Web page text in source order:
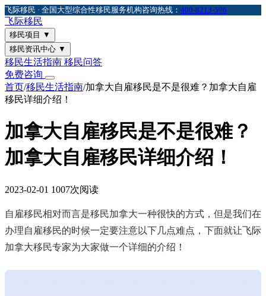
飞际移民 · 全国大型综合性移民服务机构咨询热线： 400-8213-596
飞际移民
移民项目 ▼
移民资讯中心 ▼
移民生活指南 移民问答
免费咨询
首页/移民生活指南/加拿大自雇移民是不是很难？加拿大自雇
移民详细介绍！
加拿大自雇移民是不是很难？
加拿大自雇移民详细介绍！
2023-02-01 1007次阅读
自雇移民相对而言是移民加拿大一种很快的方式，但是我们在
办理自雇移民的时候一定要注意以下几点难点，下面就让飞际
加拿大移民专家为大家做一个详细的介绍！